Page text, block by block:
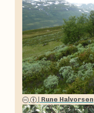
Rune Halvorsen